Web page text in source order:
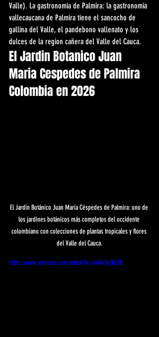
Valle). La gastronomia de Palmira: la gastronomia
vallecaucana de Palmira tiene el sancocho de
gallina del Valle, el pandebono vallenato y los
dulces de la region cañera del Valle del Cauca.
El Jardin Botanico Juan
Maria Cespedes de Palmira
Colombia en 2026
El Jardín Botánico Juan María Céspedes de Palmira: uno de
los jardines botánicos más completos del occidente
colombiano con colecciones de plantas tropicales y flores
del Valle del Cauca.
https://www.youtube.com/watch?v=sntN4GgVK38